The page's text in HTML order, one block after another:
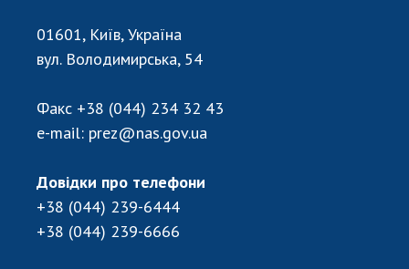
Підготовка наукових кадрів
Робота з молоддю
МІЖНАРОДНЕ СПІВРОБІТНИЦТВО
Міжнародні угоди
Міжнародні програми та конкурси
01601, Київ, Україна
вул. Володимирська, 54
Факс +38 (044) 234 32 43
e-mail: prez@nas.gov.ua
Довідки про телефони
+38 (044) 239-6444
+38 (044) 239-6666